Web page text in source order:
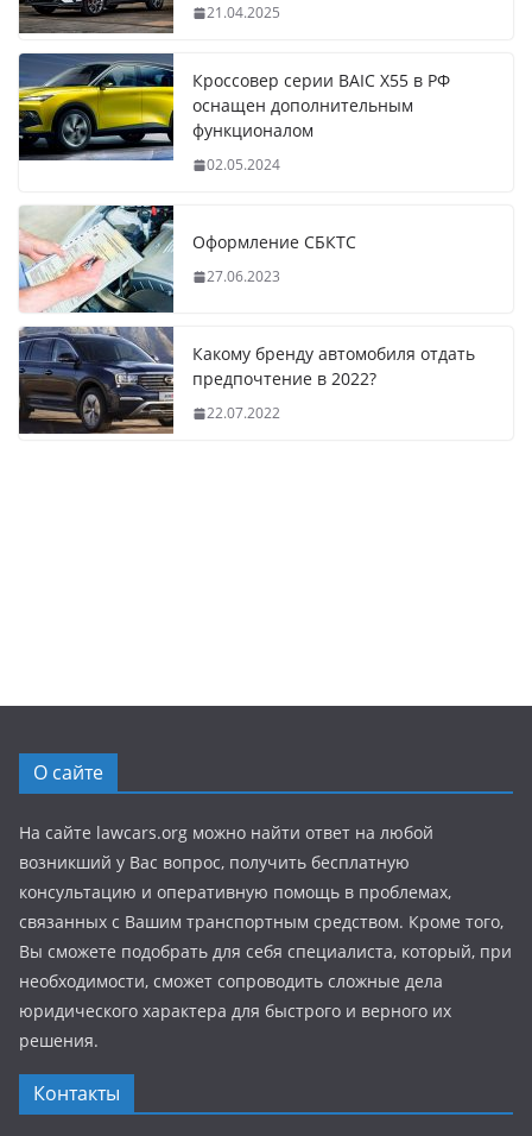
21.04.2025
Кроссовер серии BAIC X55 в РФ
оснащен дополнительным
функционалом
02.05.2024
Оформление СБКТС
27.06.2023
Какому бренду автомобиля отдать
предпочтение в 2022?
22.07.2022
О сайте
На сайте lawcars.org можно найти ответ на любой
возникший у Вас вопрос, получить бесплатную
консультацию и оперативную помощь в проблемах,
связанных с Вашим транспортным средством. Кроме того,
Вы сможете подобрать для себя специалиста, который, при
необходимости, сможет сопроводить сложные дела
юридического характера для быстрого и верного их
решения.
Контакты